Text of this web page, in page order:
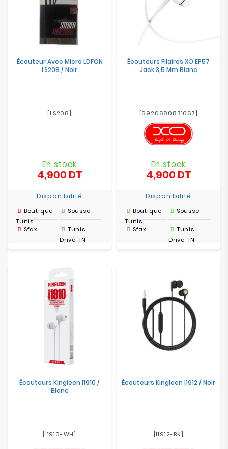
Écouteur Avec Micro LDFON
LS208 / Noir
[LS208]
En stock
4,900 DTPrix
Disponibilité
Boutique
Tunis
Sousse
Sfax
Tunis
Drive-IN
Écouteurs Filaires XO EP57
Jack 3,5 Mm Blanc
[6920680831067]
En stock
4,900 DTPrix
Disponibilité
Boutique
Tunis
Sousse
Sfax
Tunis
Drive-IN
Écouteurs Kingleen I1910 /
Blanc
[I1910-WH]
Écouteurs Kingleen I1912 / Noir
[I1912-BK]